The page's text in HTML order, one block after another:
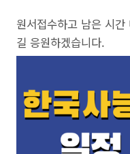
원서접수하고 남은 시
길 응원하겠습니다.